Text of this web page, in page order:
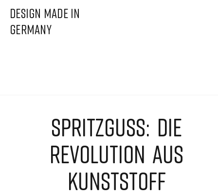
DESIGN MADE IN
GERMANY
SPRITZGUSS: DIE
REVOLUTION AUS
KUNSTSTOFF